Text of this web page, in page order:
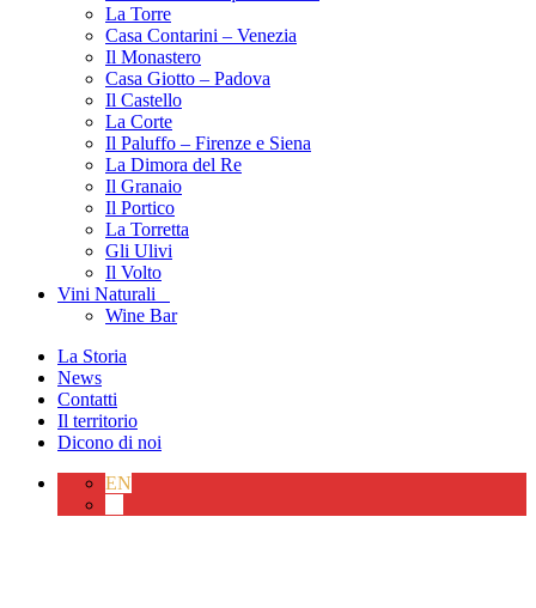
La Torre
Casa Contarini – Venezia
Il Monastero
Casa Giotto – Padova
Il Castello
La Corte
Il Paluffo – Firenze e Siena
La Dimora del Re
Il Granaio
Il Portico
La Torretta
Gli Ulivi
Il Volto
Vini Naturali
Wine Bar
La Storia
News
Contatti
Il territorio
Dicono di noi
EN